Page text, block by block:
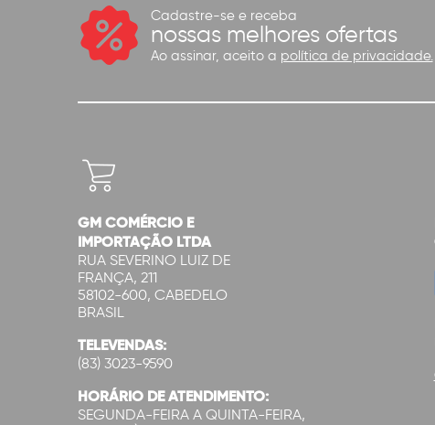
Cadastre-se e receba
nossas melhores ofertas
Ao assinar, aceito a política de privacidade.
GM COMÉRCIO E
IMPORTAÇÃO LTDA
RUA SEVERINO LUIZ DE
FRANÇA, 211
58102-600, CABEDELO
BRASIL
TELEVENDAS:
(83) 3023-9590
HORÁRIO DE ATENDIMENTO:
SEGUNDA-FEIRA A QUINTA-FEIRA,